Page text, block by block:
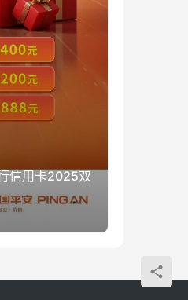
信用卡2025双